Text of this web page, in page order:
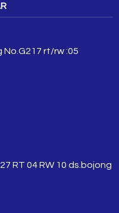
No.G217 rt/rw :05
RT 04 RW 10 ds.bojong